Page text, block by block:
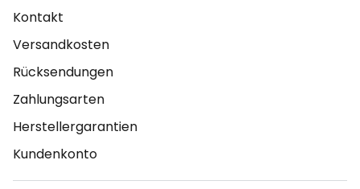
Kontakt
Versandkosten
Rücksendungen
Zahlungsarten
Herstellergarantien
Kundenkonto